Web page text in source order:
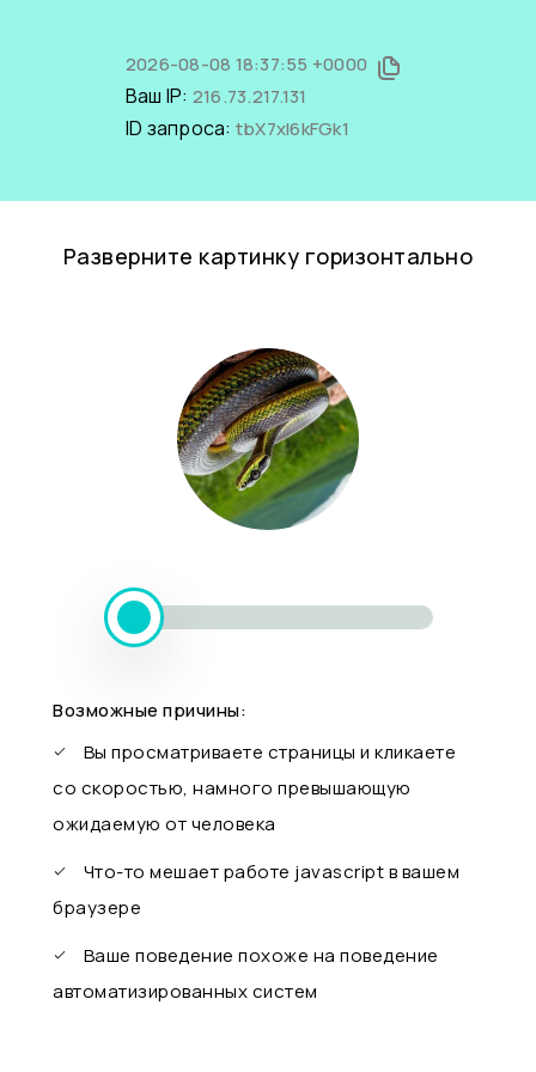
2026-08-08 18:37:55 +0000
Ваш IP: 216.73.217.131
ID запроса: tbX7xl6kFGk1
Разверните картинку горизонтально
Возможные причины:
Вы просматриваете страницы и кликаете
со скоростью, намного превышающую
ожидаемую от человека
Что-то мешает работе javascript в вашем
браузере
Ваше поведение похоже на поведение
автоматизированных систем